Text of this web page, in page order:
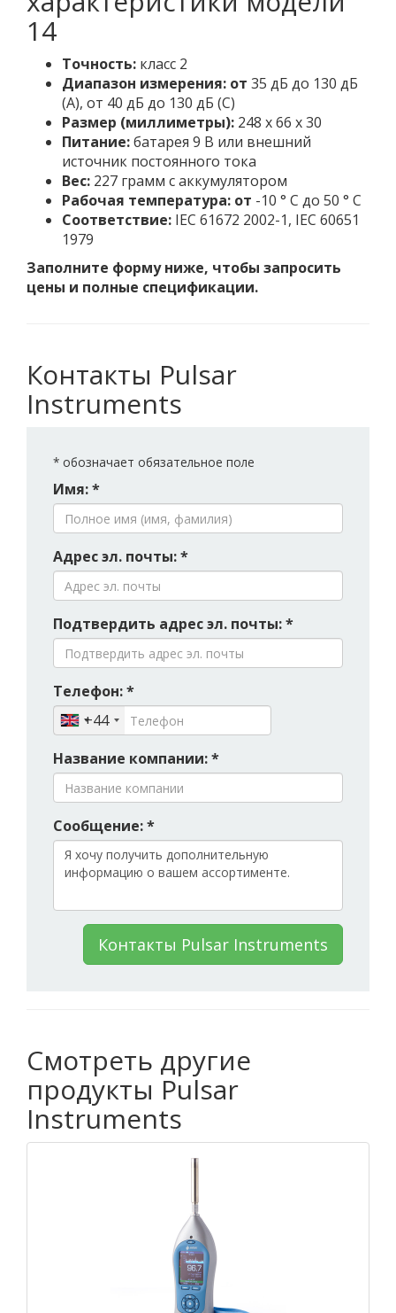
14
Точность: класс 2
Диапазон измерения: от 35 дБ до 130 дБ
(A), от 40 дБ до 130 дБ (C)
Размер (миллиметры): 248 х 66 х 30
Питание:батарея 9 В или внешний
источник постоянного тока
Вес: 227 грамм с аккумулятором
Рабочая температура: от -10 ° C до 50 ° C
Соответствие: IEC 61672 2002-1, IEC 60651
1979
Заполните форму ниже, чтобы запросить
цены и полные спецификации.
Контакты Pulsar
Instruments
* обозначает обязательное поле
Имя: *
Адрес эл. почты: *
Подтвердить адрес эл. почты: *
Телефон: *
+44
Название компании: *
Сообщение: *
Контакты Pulsar Instruments
Смотреть другие
продукты Pulsar
Instruments